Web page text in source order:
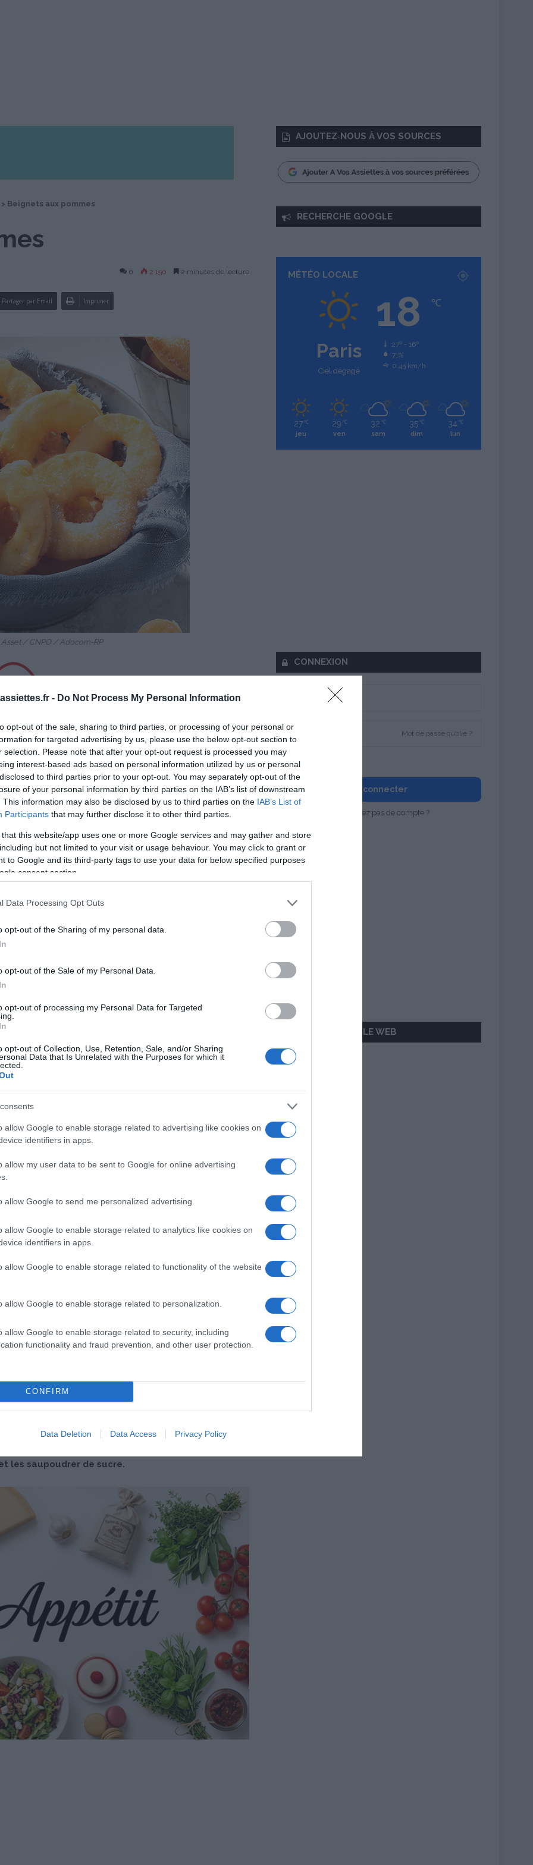
- Do Not Process My Personal Information
opt-out of the sale, sharing to third parties, or processing of your personal or
for targeted advertising by us, please use the below opt-out section to
selection. Please note that after your opt-out request is processed you may
interest-based ads based on personal information utilized by us or personal
to third parties prior to your opt-out. You may separately opt-out of the
of your personal information by third parties on the IAB’s list of downstream
This information may also be disclosed by us to third parties on the IAB’s List of
Participants that may further disclose it to other third parties.
that this website/app uses one or more Google services and may gather and store
but not limited to your visit or usage behaviour. You may click to grant or
to Google and its third-party tags to use your data for below specified purposes
consent section.
Data Processing Opt Outs
opt-out of the Sharing of my personal data.
opt-out of the Sale of my Personal Data.
opt-out of processing my Personal Data for Targeted
opt-out of Collection, Use, Retention, Sale, and/or Sharing
Data that Is Unrelated with the Purposes for which it
allow Google to enable storage related to advertising like cookies on
identifiers in apps.
allow my user data to be sent to Google for online advertising
allow Google to send me personalized advertising.
allow Google to enable storage related to analytics like cookies on
identifiers in apps.
allow Google to enable storage related to functionality of the website
allow Google to enable storage related to personalization.
allow Google to enable storage related to security, including
functionality and fraud prevention, and other user protection.
CONFIRM
Data Deletion Data Access Privacy Policy
> Beignets aux pommes
0 2 150 2 minutes de lecture
Partager par Email Imprimer
/ CNPO / Adocom-RP
Temps de Préparation 15 Minutes
environ 3 à 4 Minutes
à déguster sans modération !
chaque fruit en 8 rondelles.
et creuser un puits. Ajouter les jaunes d’œufs et une
puis ajouter les 2 blancs d’œufs battus en neige
et les faire frire 2 min par face environ.
les saupoudrer de sucre.
AJOUTEZ‑NOUS À VOS SOURCES
RECHERCHE GOOGLE
MÉTÉO LOCALE
Paris
Ciel dégagé
18 ℃
27º - 16º
71%
0.45 km/h
27 ℃
jeu
29 ℃
ven
32 ℃
sam
35 ℃
dim
34 ℃
lun
CONNEXION
Mot de passe oublié ?
Se souvenir de moi
Se connecter
Vous n'avez pas de compte ?
AILLEURS SUR LE WEB